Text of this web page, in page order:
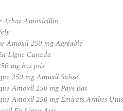
Achat Amoxicillin
Amoxil 250 mg Agréable
Ligne Canada
mg bas prix
250 mg Amoxil Suisse
Amoxil 250 mg Pays Bas
Amoxil 250 mg Émirats Arabes Unis